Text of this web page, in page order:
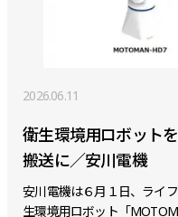
2026.06.11
衛生環境用ロボット
搬送に／安川電機
安川電機は６月１日、ライ
生環境用ロボット「